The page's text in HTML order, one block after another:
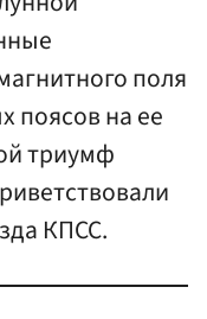
поля
поясов на ее
триумф
КПСС.